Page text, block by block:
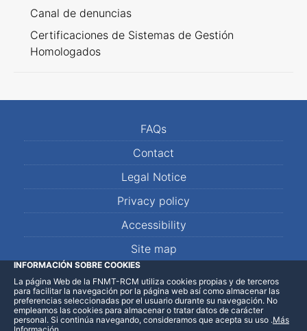
Canal de denuncias
Certificaciones de Sistemas de Gestión
Homologados
FAQs
Contact
Legal Notice
Privacy policy
Accessibility
Site map
LinkedInFacebookWhatsApp
INFORMACIÓN SOBRE COOKIES
La página Web de la FNMT-RCM utiliza cookies propias y de terceros
para facilitar la navegación por la página web así como almacenar las
preferencias seleccionadas por el usuario durante su navegación. No
empleamos las cookies para almacenar o tratar datos de carácter
personal. Si continúa navegando, consideramos que acepta su uso .Más